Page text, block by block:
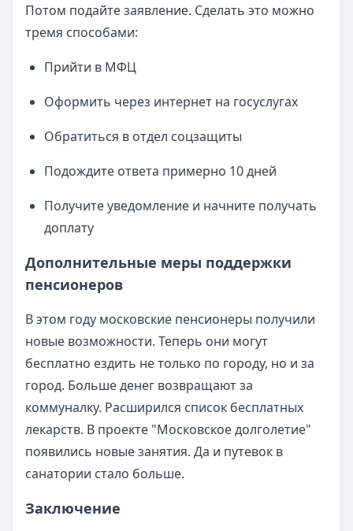
Потом подайте заявление. Сделать это можно
тремя способами:
Прийти в МФЦ
Оформить через интернет на госуслугах
Обратиться в отдел соцзащиты
Подождите ответа примерно 10 дней
Получите уведомление и начните получать
доплату
Дополнительные меры поддержки
пенсионеров
В этом году московские пенсионеры получили
новые возможности. Теперь они могут
бесплатно ездить не только по городу, но и за
город. Больше денег возвращают за
коммуналку. Расширился список бесплатных
лекарств. В проекте "Московское долголетие"
появились новые занятия. Да и путевок в
санатории стало больше.
Заключение